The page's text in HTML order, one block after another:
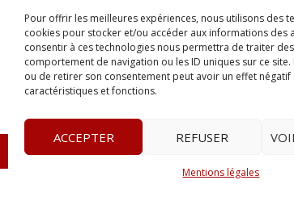
Pour offrir les meilleures expériences, nous utilisons des
cookies pour stocker et/ou accéder aux informations des
consentir à ces technologies nous permettra de traiter
comportement de navigation ou les ID uniques sur ce
ou de retirer son consentement peut avoir un effet négatif
caractéristiques et fonctions.
ACCEPTER REFUSER
Mentions légales
Le Probant